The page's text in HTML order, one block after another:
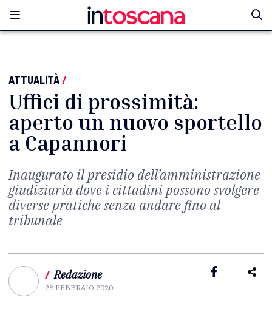
ATTUALITÀ/
Uffici di prossimità:
aperto un nuovo sportello
a Capannori
Inaugurato il presidio dell’amministrazione
giudiziaria dove i cittadini possono svolgere
diverse pratiche senza andare fino al
tribunale
/ Redazione
28 FEBBRAIO 2020